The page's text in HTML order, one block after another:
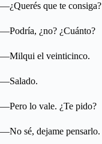
—¿Querés que te consiga?
—Podría, ¿no? ¿Cuánto?
—Milqui el veinticinco.
—Salado.
—Pero lo vale. ¿Te pido?
—No sé, dejame pensarlo.